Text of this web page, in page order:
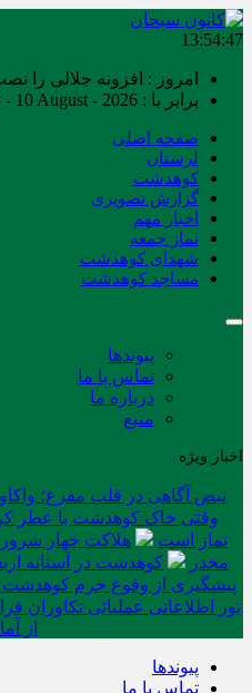
13:54:47
امروز : افزونه جلالی را
برابر با : Monday - 10 August - 2026
صفحه اصلی
لرستان
کوهدشت
گزارش تصویری
اخبار مهم
نماز جمعه
شهدای کوهدشت
مساجد کوهدشت
پیوندها
تماس با ما
درباره ما
منبع
اخبار ویژه
نبض آگاهی در قلب مفرغ؛
وقتی خاک کوهدشت با عطر
نماز است
مخدر
کوهدشت در آستانه
پیشگیری از وقوع جرم کوهدشت
تور اطلاعاتی عملیاتی تکاوران
از
پیوندها
تماس با ما